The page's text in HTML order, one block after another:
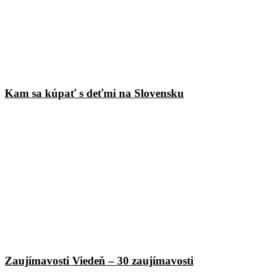
Kam sa kúpať s deťmi na Slovensku
Zaujímavosti Viedeň – 30 zaujímavosti